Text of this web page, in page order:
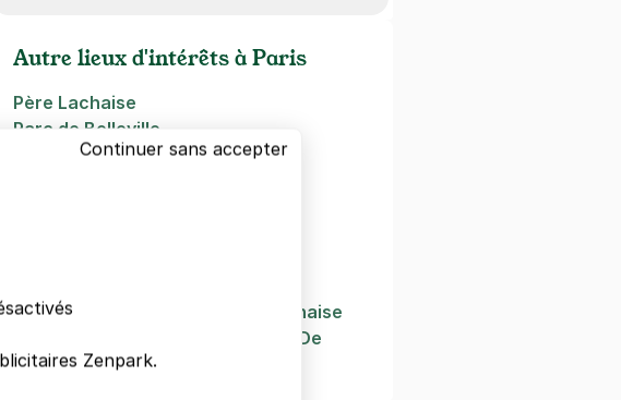
Autre lieux d'intérêts à Paris
Père Lachaise
Parc de Belleville
Belleville
Ibis Paris Ménilmontant Père Lachaise
Ecole Supérieure De Commerce, De
Vente Et D'Exportation
Continuer sans accepter
Zenpark.